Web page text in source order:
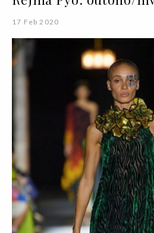
17 Feb 2020